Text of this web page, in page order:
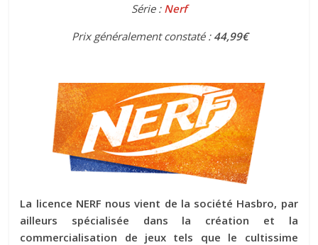
Série : Nerf
Prix généralement constaté : 44,99€
La licence NERF nous vient de la société Hasbro, par
ailleurs spécialisée dans la création et la
commercialisation de jeux tels que le cultissime